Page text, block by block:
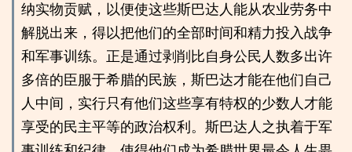
纳实物贡赋，以便使这些斯巴达人能从农业劳务中
解脱出来，得以把他们的全部时间和精力投入战争
和军事训练。正是通过剥削比自身公民人数多出许
多倍的臣服于希腊的民族，斯巴达才能在他们自己
人中间，实行只有他们这些享有特权的少数人才能
享受的民主平等的政治权利。斯巴达人之执着于军